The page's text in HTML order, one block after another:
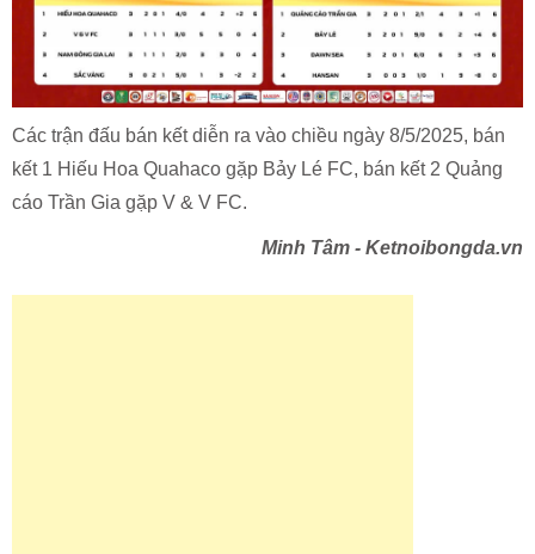
Các trận đấu bán kết diễn ra vào chiều ngày 8/5/2025, bán
kết 1 Hiếu Hoa Quahaco gặp Bảy Lé FC, bán kết 2 Quảng
cáo Trần Gia gặp V & V FC.
Minh Tâm - Ketnoibongda.vn